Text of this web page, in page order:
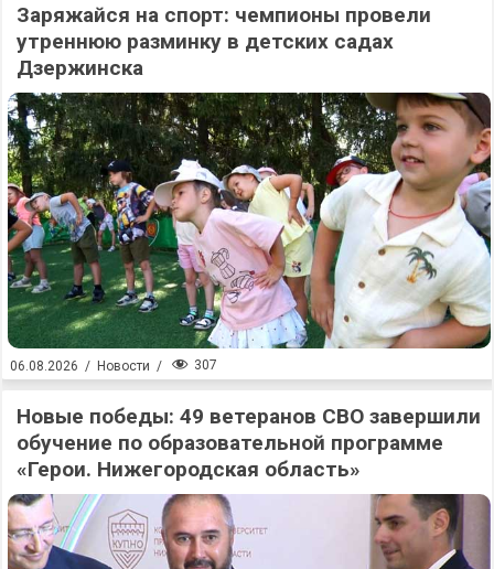
Заряжайся на спорт: чемпионы провели
утреннюю разминку в детских садах
Дзержинска
06.08.2026 / Новости / 307
Новые победы: 49 ветеранов СВО завершили
обучение по образовательной программе
«Герои. Нижегородская область»